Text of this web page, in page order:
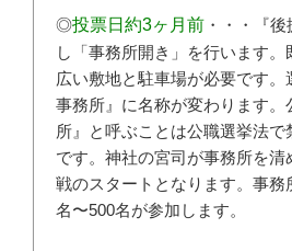
◎投票日約3ヶ月前 ・・・『
し「事務所開き」を行います
広い敷地と駐車場が必要です。
事務所』に名称が変わります。
所』と呼ぶことは公職選挙法で
です。神社の宮司が事務所を清
戦のスタートとなります。事務
名〜500名が参加します。